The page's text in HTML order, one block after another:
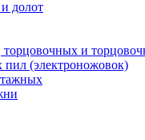
долот
торцовочных и
пил (электроножовок)